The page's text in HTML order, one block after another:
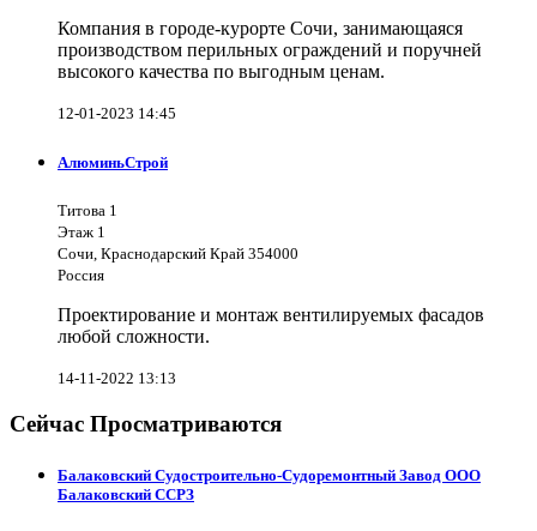
Компания в городе-курорте Сочи, занимающаяся
производством перильных ограждений и поручней
высокого качества по выгодным ценам.
12-01-2023 14:45
АлюминьСтрой
Титова 1
Этаж 1
Сочи, Краснодарский Край 354000
Россия
Проектирование и монтаж вентилируемых фасадов
любой сложности.
14-11-2022 13:13
Сейчас Просматриваются
Балаковский Судостроительно-Судоремонтный Завод ООО
Балаковский ССРЗ